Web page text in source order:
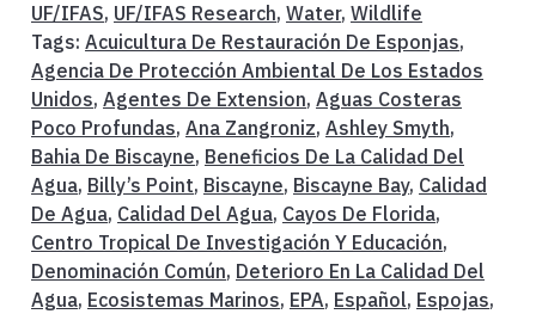
UF/IFAS, UF/IFAS Research, Water, Wildlife
Tags: Acuicultura De Restauración De Esponjas,
Agencia De Protección Ambiental De Los Estados
Unidos, Agentes De Extension, Aguas Costeras
Poco Profundas, Ana Zangroniz, Ashley Smyth,
Bahia De Biscayne, Beneficios De La Calidad Del
Agua, Billy’s Point, Biscayne, Biscayne Bay, Calidad
De Agua, Calidad Del Agua, Cayos De Florida,
Centro Tropical De Investigación Y Educación,
Denominación Común, Deterioro En La Calidad Del
Agua, Ecosistemas Marinos, EPA, Español, Espojas,